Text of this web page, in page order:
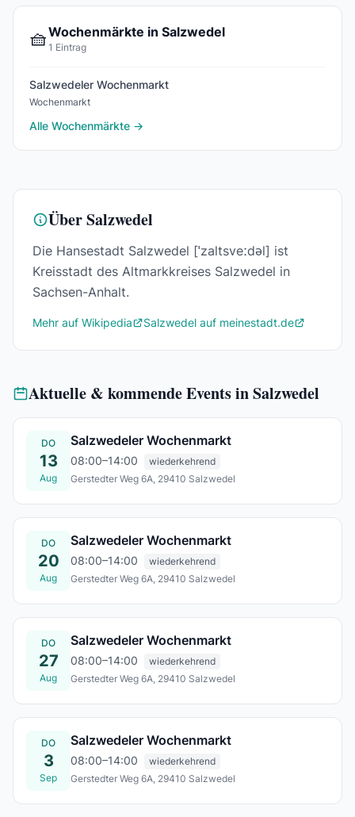
🧺Wochenmärkte in Salzwedel
1 Eintrag
Salzwedeler Wochenmarkt
Wochenmarkt
Alle Wochenmärkte →
Über Salzwedel
Die Hansestadt Salzwedel [ˈzaltsveːdəl] ist
Kreisstadt des Altmarkkreises Salzwedel in
Sachsen-Anhalt.
Mehr auf Wikipedia Salzwedel auf meinestadt.de
Aktuelle & kommende Events in Salzwedel
DO
13
Aug
Salzwedeler Wochenmarkt
08:00–14:00
wiederkehrend
Gerstedter Weg 6A, 29410 Salzwedel
DO
20
Aug
Salzwedeler Wochenmarkt
08:00–14:00
wiederkehrend
Gerstedter Weg 6A, 29410 Salzwedel
DO
27
Aug
Salzwedeler Wochenmarkt
08:00–14:00
wiederkehrend
Gerstedter Weg 6A, 29410 Salzwedel
DO
3
Sep
Salzwedeler Wochenmarkt
08:00–14:00
wiederkehrend
Gerstedter Weg 6A, 29410 Salzwedel